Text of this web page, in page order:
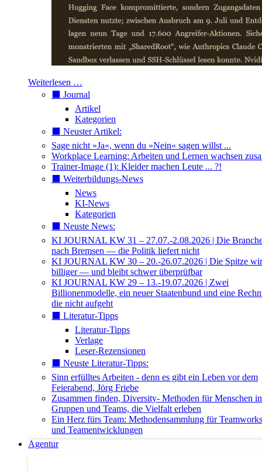
Weiterlesen …
⬛️ Journal
Artikel
Kategorien
⬛️ Neuster Artikel:
Sage nicht »Ja«, wenn du »Nein« sagen willst ...
Workplace Learning: Arbeiten und Lernen wachsen
Trainer-Image (1): Kleider machen Leute ... ?!
⬛️ Weiterbildungs-News
News
KI-News
Kategorien
⬛️ Neuste News:
KI JOURNAL KW 31 – 27.07.-2.08.2026 | Die
nach Bremsen — die Politik liefert nicht
KI JOURNAL KW 30 – 20.-26.07.2026 | Die Spitze
billiger — und bleibt schwer überprüfbar
KI JOURNAL KW 29 – 13.-19.07.2026 | Zwei
Billionenmodelle, ein neuer Staatenbund und eine
die nicht aufgeht
⬛️ Literatur-Tipps
Literatur-Tipps
Verlage
Leser-Rezensionen
⬛️ Neuste Literatur-Tipps:
Sinn erfülltes Arbeiten - denn es gibt ein Leben vor dem
Feierabend, Jörg Friebe
Zusammen finden, Diversity- Methoden für Menschen in
Gruppen und Teams, die Vielfalt erleben
Ein Herz fürs Team: Methodensammlung für
und Teamentwicklungen
Agentur